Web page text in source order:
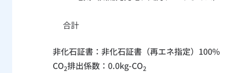
合計
非化石証書：非化石証書（再エネ指定）100%
CO2排出係数：0.0kg-CO2